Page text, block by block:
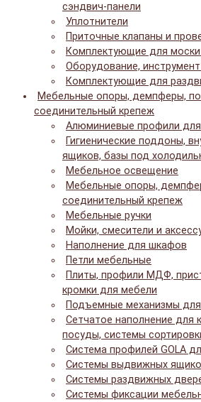
сэндвич-панели
Уплотнители
Приточные клапаны и
Комплектующие для
Оборудование,
Комплектующие для
Мебельные опоры, демпферы,
соединительный крепеж
Алюминиевые профили
Гигиенические поддоны,
ящиков, базы под
Мебельное освещение
Мебельные опоры,
соединительный крепеж
Мебельные ручки
Мойки, смесители и
Наполнение для шкафов
Петли мебельные
Плиты, профили МДФ,
кромки для мебели
Подъемные механизмы
Сетчатое наполнение для
посуды, системы
Система профилей GOLA
Системы выдвижных
Системы раздвижных
Системы фиксации